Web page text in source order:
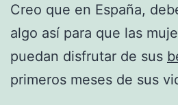
Creo que en España,
algo así para que las
puedan disfrutar de sus
primeros meses de sus